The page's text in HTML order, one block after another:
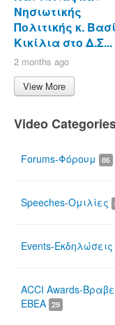
Νησιωτικής
Πολιτικής κ.
Κικίλια στο Δ.Σ...
2 months ago
View More
Video
Forums-Φόρουμ 86
Speeches-Ομιλίες
Events-Εκδηλώσεις
ACCI Awards-
ΕΒΕΑ 29